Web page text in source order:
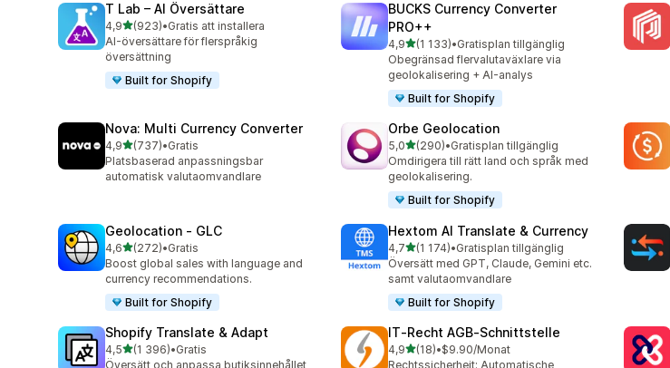
T Lab – AI Översättare
4,9av 5 stjärnor
(923)
923 recensioner totalt
•Gratis att installera
AI-översättare för flerspråkig
översättning
Built for Shopify
BUCKS Currency Converter
PRO++
4,9av 5 stjärnor
(1 133)
1133 recensioner totalt
•Gratisplan tillgänglig
Obegränsad flervalutaväxlare via
geolokalisering + AI-analys
Built for Shopify
Nova: Multi Currency Converter
4,9av 5 stjärnor
(737)
737 recensioner totalt
•Gratis
Platsbaserad anpassningsbar
automatisk valutaomvandlare
Orbe Geolocation
5,0av 5 stjärnor
(290)
290 recensioner totalt
•Gratisplan tillgänglig
Omdirigera till rätt land och språk med
geolokalisering.
Built for Shopify
Geolocation ‑ GLC
4,6av 5 stjärnor
(272)
272 recensioner totalt
•Gratis
Boost global sales with language and
currency recommendations.
Built for Shopify
Hextom AI Translate & Currency
4,7av 5 stjärnor
(1 174)
1174 recensioner totalt
•Gratisplan tillgänglig
Översätt med GPT, Claude, Gemini etc.
samt valutaomvandlare
Built for Shopify
Shopify Translate & Adapt
4,5av 5 stjärnor
(1 396)
1396 recensioner totalt
•Gratis
Översätt och anpassa butiksinnehållet
IT‑Recht AGB‑Schnittstelle
4,9av 5 stjärnor
(18)
18 recensioner totalt
•$9.90/Monat
Rechtssicherheit: Automatische